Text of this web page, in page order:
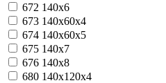
672 140x6
673 140x60x4
674 140x60x5
675 140x7
676 140x8
680 140х120х4